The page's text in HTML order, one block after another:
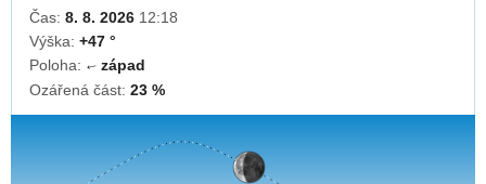
Čas: 8. 8. 2026 12:18
Výška: +47 °
Poloha: ↓západ
Ozářená část: 23 %